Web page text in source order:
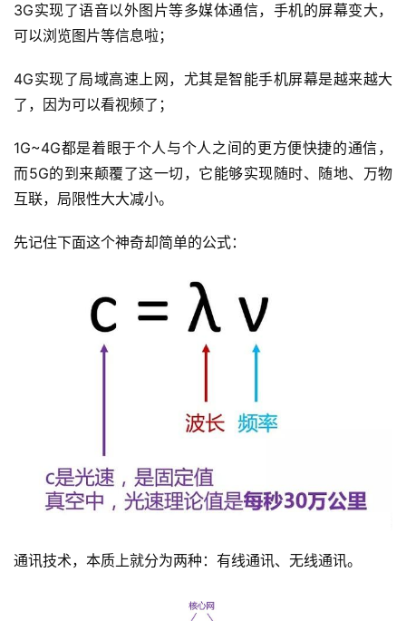
3G实现了语音以外图片等多媒体通信，手机的屏幕变大，
可以浏览图片等信息啦；
4G实现了局域高速上网，尤其是智能手机屏幕是越来越大
了，因为可以看视频了；
1G~4G都是着眼于个人与个人之间的更方便快捷的通信，
而5G的到来颠覆了这一切，它能够实现随时、随地、万物
互联，局限性大大减小。
先记住下面这个神奇却简单的公式：
通讯技术，本质上就分为两种：有线通讯、无线通讯。